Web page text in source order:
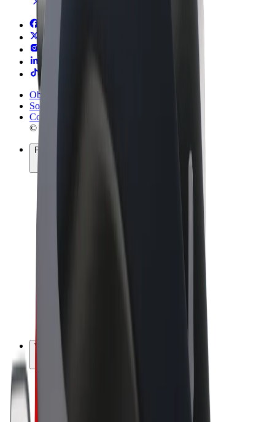
Obchodní podmínky
Soukromí
Cookies
© 2026 Bolt Technology OÜ
Produkty
Bolt for Business
E-kola
Bolt Plus
Vydělávejte s Boltem